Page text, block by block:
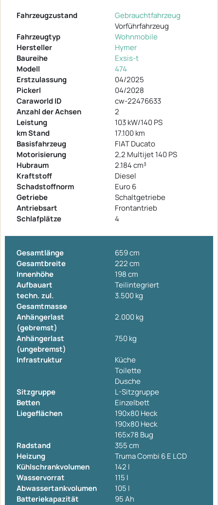
Fahrzeugzustand
Gebrauchtfahrzeug
Vorführfahrzeug
Fahrzeugtyp
Wohnmobile
Hersteller
Hymer
Baureihe
Exsis-t
Modell
474
Erstzulassung
04/2025
Pickerl
04/2028
Caraworld ID
cw-22476633
Anzahl der Achsen
2
Leistung
103 kW/140 PS
km Stand
17.100 km
Basisfahrzeug
FIAT Ducato
Motorisierung
2,2 Multijet 140 PS
Hubraum
2.184 cm³
Kraftstoff
Diesel
Schadstoffnorm
Euro 6
Getriebe
Schaltgetriebe
Antriebsart
Frontantrieb
Schlafplätze
4
Gesamtlänge
659 cm
Gesamtbreite
222 cm
Innenhöhe
198 cm
Aufbauart
Teilintegriert
techn. zul.
Gesamtmasse
3.500 kg
Anhängerlast
(gebremst)
2.000 kg
Anhängerlast
(ungebremst)
750 kg
Infrastruktur
Küche
Toilette
Dusche
Sitzgruppe
L-Sitzgruppe
Betten
Einzelbett
Liegeflächen
190x80 Heck
190x80 Heck
165x78 Bug
Radstand
355 cm
Heizung
Truma Combi 6 E LCD
Kühlschrankvolumen
142 l
Wasservorrat
115 l
Abwassertankvolumen
105 l
Batteriekapazität
95 Ah